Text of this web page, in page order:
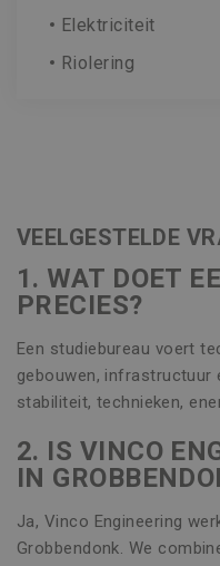
Elektriciteit
Riolering
VEELGESTELDE
1. WAT DOET
PRECIES?
Een studiebureau voert
gebouwen, infrastructuur
stabiliteit, technieken,
2. IS VINCO
IN
Ja, Vinco Engineering
Grobbendonk. We